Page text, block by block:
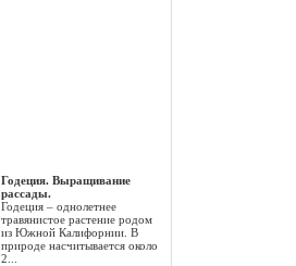
Годеция. Выращивание
рассады.
Годеция – однолетнее
травянистое растение родом
из Южной Калифорнии. В
природе насчитывается около
2...